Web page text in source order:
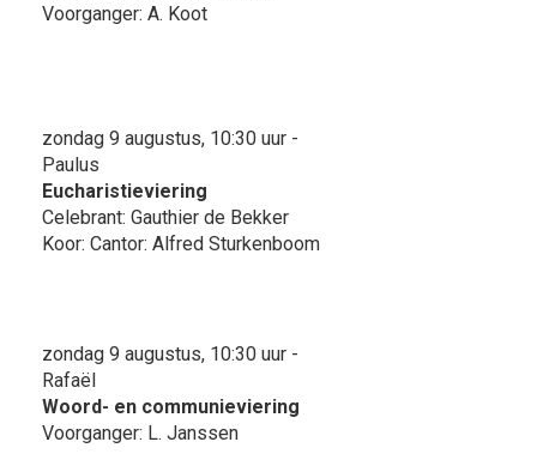
Voorganger: A. Koot
zondag 9 augustus, 10:30 uur -
Paulus
Eucharistieviering
Celebrant: Gauthier de Bekker
Koor: Cantor: Alfred Sturkenboom
zondag 9 augustus, 10:30 uur -
Rafaël
Woord- en communieviering
Voorganger: L. Janssen